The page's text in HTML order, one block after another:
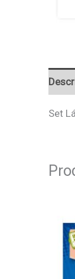
Set